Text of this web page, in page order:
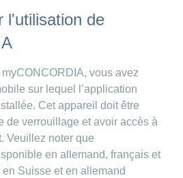
l'utilisation de
vous avez
sur lequel l’application
Cet appareil doit être
de verrouillage et avoir accès à
Veuillez noter que
en allemand, français et
Suisse et en allemand